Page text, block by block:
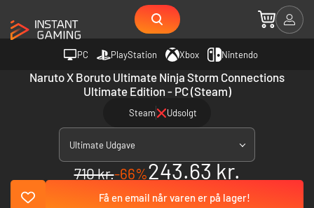
PC PlayStation Xbox Nintendo
Naruto X Boruto Ultimate Ninja Storm Connections
Ultimate Edition - PC (Steam)
Steam Udsolgt
Ultimate Udgave
710 kr.-66%243.63 kr.
Få en email når varen er på lager!